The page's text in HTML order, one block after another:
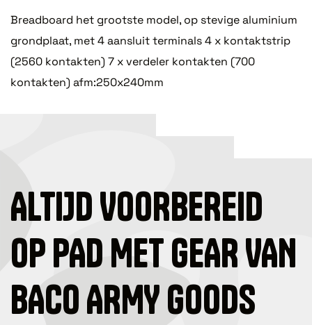
Breadboard het grootste model, op stevige aluminium
grondplaat, met 4 aansluit terminals 4 x kontaktstrip
(2560 kontakten) 7 x verdeler kontakten (700
kontakten) afm:250x240mm
ALTIJD VOORBEREID
OP PAD MET GEAR VAN
BACO ARMY GOODS